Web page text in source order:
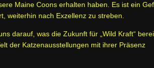
Maine Coons erhalten haben. Es ist ein
weiterhin nach Exzellenz zu streben.
darauf, was die Zukunft für „Wild Kraft“
der Katzenausstellungen mit ihrer Präsenz